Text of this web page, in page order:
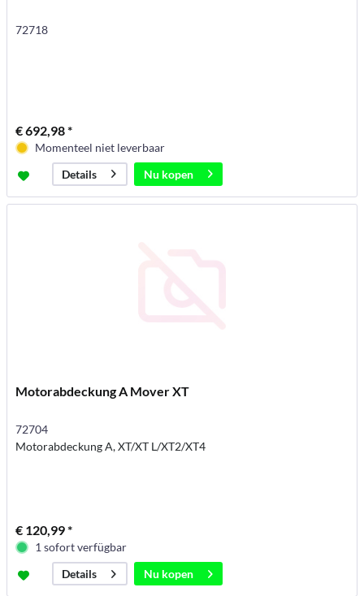
72718
€ 692,98 *
Momenteel niet leverbaar
Details
Nu kopen
Motorabdeckung A Mover XT
72704
Motorabdeckung A, XT/XT L/XT2/XT4
€ 120,99 *
1 sofort verfügbar
Details
Nu kopen